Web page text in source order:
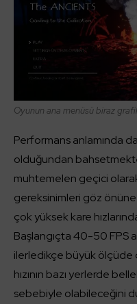
Oyunun ana menüsü biraz
Performans anlamında
olduğundan
muhtemelen geçici
gereksinimleri göz önüne
çok yüksek kare
Başlangıçta 40-50 FPS
ilerledikçe büyük ölçüde
hızının bazı yerlerde
sebebiyle olabileceğini